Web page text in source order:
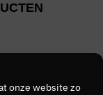
onze website zo